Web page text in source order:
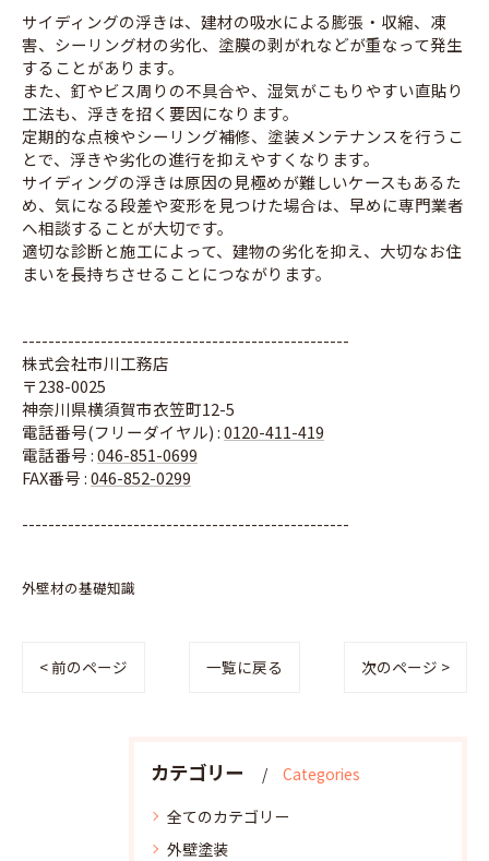
サイディングの浮きは、建材の吸水による膨張・収縮、凍
害、シーリング材の劣化、塗膜の剥がれなどが重なって発生
することがあります。
また、釘やビス周りの不具合や、湿気がこもりやすい直貼り
工法も、浮きを招く要因になります。
定期的な点検やシーリング補修、塗装メンテナンスを行うこ
とで、浮きや劣化の進行を抑えやすくなります。
サイディングの浮きは原因の見極めが難しいケースもあるた
め、気になる段差や変形を見つけた場合は、早めに専門業者
へ相談することが大切です。
適切な診断と施工によって、建物の劣化を抑え、大切なお住
まいを長持ちさせることにつながります。
--------------------------------------------------
株式会社市川工務店
〒238-0025
神奈川県横須賀市衣笠町12-5
電話番号(フリーダイヤル) :0120-411-419
電話番号 :046-851-0699
FAX番号 :046-852-0299
--------------------------------------------------
外壁材の基礎知識
< 前のページ 一覧に戻る 次のページ >
カテゴリー
Categories
全てのカテゴリー
外壁塗装